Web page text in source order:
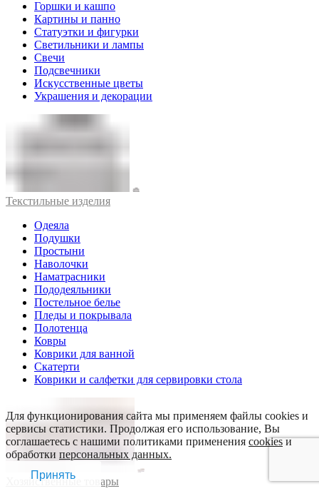
Горшки и кашпо
Картины и панно
Статуэтки и фигурки
Светильники и лампы
Свечи
Подсвечники
Искусственные цветы
Украшения и декорации
Текстильные изделия
Одеяла
Подушки
Простыни
Наволочки
Наматрасники
Пододеяльники
Постельное белье
Пледы и покрывала
Полотенца
Ковры
Коврики для ванной
Скатерти
Коврики и салфетки для сервировки стола
Хозяйственные товары
Для функционирования сайта мы применяем файлы cookies и
сервисы статистики. Продолжая его использование, Вы
соглашаетесь с нашими политиками применения cookiesи
обработки персональных данных.
Принять